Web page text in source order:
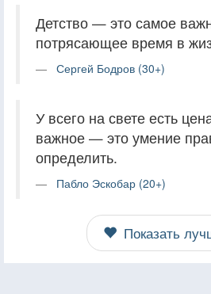
Детство — это самое
потрясающее время в
Сергей Бодров (30+)
У всего на свете есть
важное — это умение
определить.
Пабло Эскобар (20+)
Показать